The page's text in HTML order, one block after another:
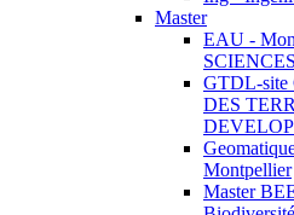
Master
EAU -
GTDL-site
DES
Montpellier
Master